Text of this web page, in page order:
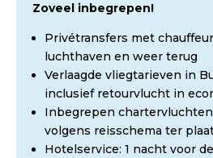
Zoveel inbegrepen!
Privétransfers met
luchthaven en weer terug
Verlaagde vliegtarieven in
inclusief retourvlucht in
Inbegrepen
volgens reisschema ter
Hotelservice: 1 nacht voor